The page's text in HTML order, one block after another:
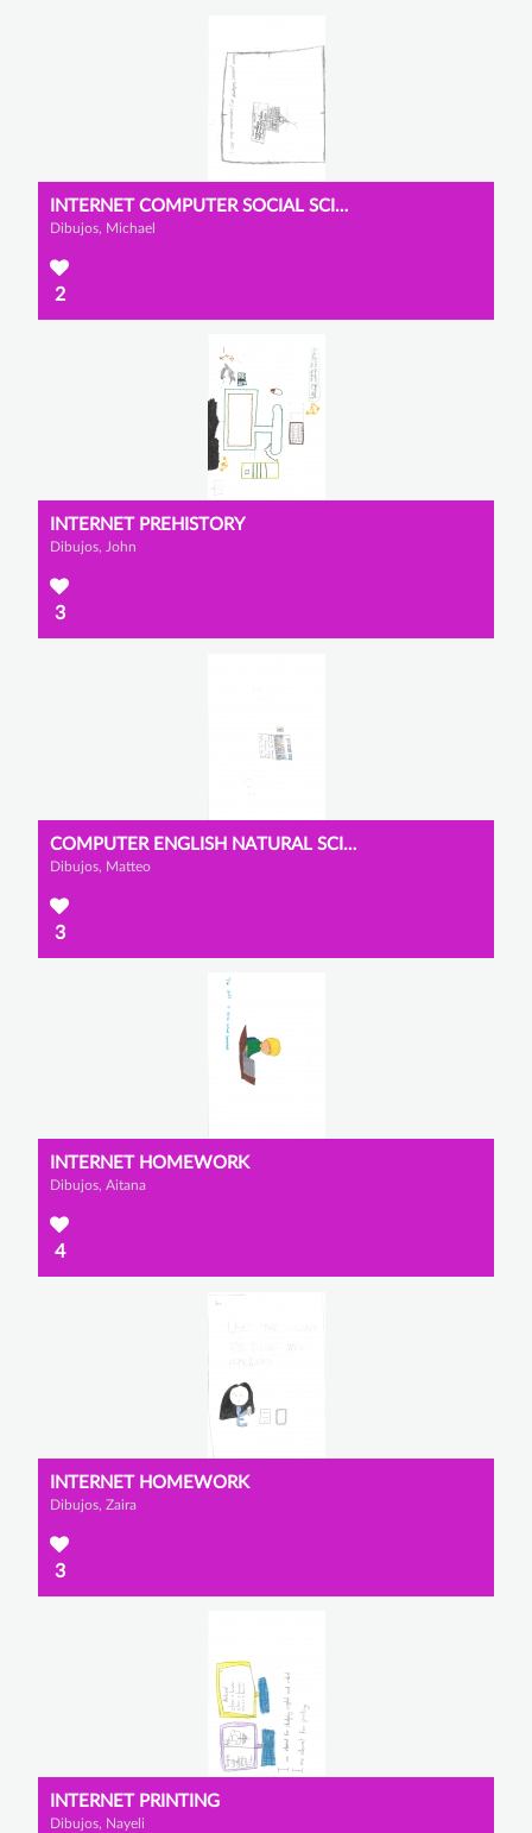
INTERNET COMPUTER SOCIAL SCIENCES
Dibujos, Michael
2
INTERNET PREHISTORY
Dibujos, John
3
COMPUTER ENGLISH NATURAL SCIENCES
Dibujos, Matteo
3
INTERNET HOMEWORK
Dibujos, Aitana
4
INTERNET HOMEWORK
Dibujos, Zaira
3
INTERNET PRINTING
Dibujos, Nayeli